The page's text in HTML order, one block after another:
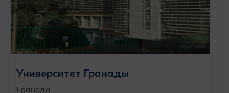
Университет Гранады
Гранада